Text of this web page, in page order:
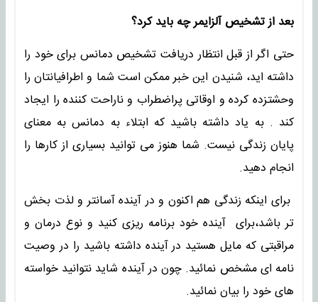
بعد از تشخیص آلزایمر چه باید کرد؟
حتی اگر از قبل انتظار دریافت تشخیص دمانس برای خود را
داشته اید، شنیدن این خبر ممکن است شما و اطرافیانتان را
وحشتزده کرده و اوقاتی پراضطراب و ناراحت کننده را ایجاد
کند . به یاد داشته باشید که ابتلاء به دمانس به معنای
پایان زندگی نیست. شما هنوز می توانید بسیاری از کارها را
انجام دهید.
برای اینکه زندگی هم اکنون و در آینده آسانتر و لذت بخش
تر باشد،برای آینده خود برنامه ریزی کنید و نوع درمان و
مراقبتی که مایل هستید در آینده داشته باشید را در وصیت
نامه ای مشخص نمائید. چون در آینده شاید نتوانید خواسته
های خود را بیان نمائید.